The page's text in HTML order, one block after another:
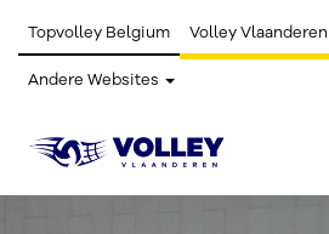
Topvolley Belgium Volley Vlaanderen
Andere Websites